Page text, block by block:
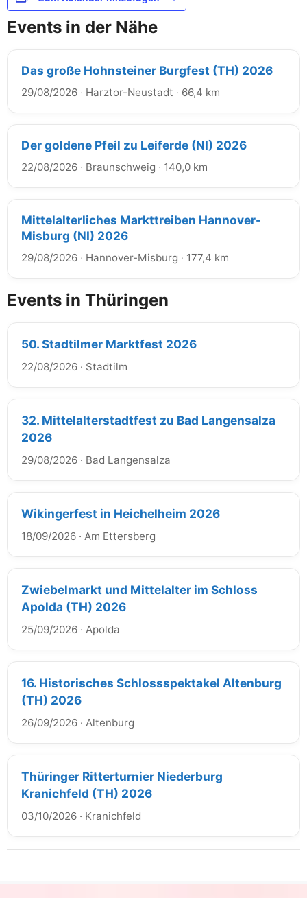
Events in der Nähe
Das große Hohnsteiner Burgfest (TH) 2026
29/08/2026 · Harztor-Neustadt · 66,4 km
Der goldene Pfeil zu Leiferde (NI) 2026
22/08/2026 · Braunschweig · 140,0 km
Mittelalterliches Markttreiben Hannover-
Misburg (NI) 2026
29/08/2026 · Hannover-Misburg · 177,4 km
Events in Thüringen
50. Stadtilmer Marktfest 2026
22/08/2026 · Stadtilm
32. Mittelalterstadtfest zu Bad Langensalza
2026
29/08/2026 · Bad Langensalza
Wikingerfest in Heichelheim 2026
18/09/2026 · Am Ettersberg
Zwiebelmarkt und Mittelalter im Schloss
Apolda (TH) 2026
25/09/2026 · Apolda
16. Historisches Schlossspektakel Altenburg
(TH) 2026
26/09/2026 · Altenburg
Thüringer Ritterturnier Niederburg
Kranichfeld (TH) 2026
03/10/2026 · Kranichfeld